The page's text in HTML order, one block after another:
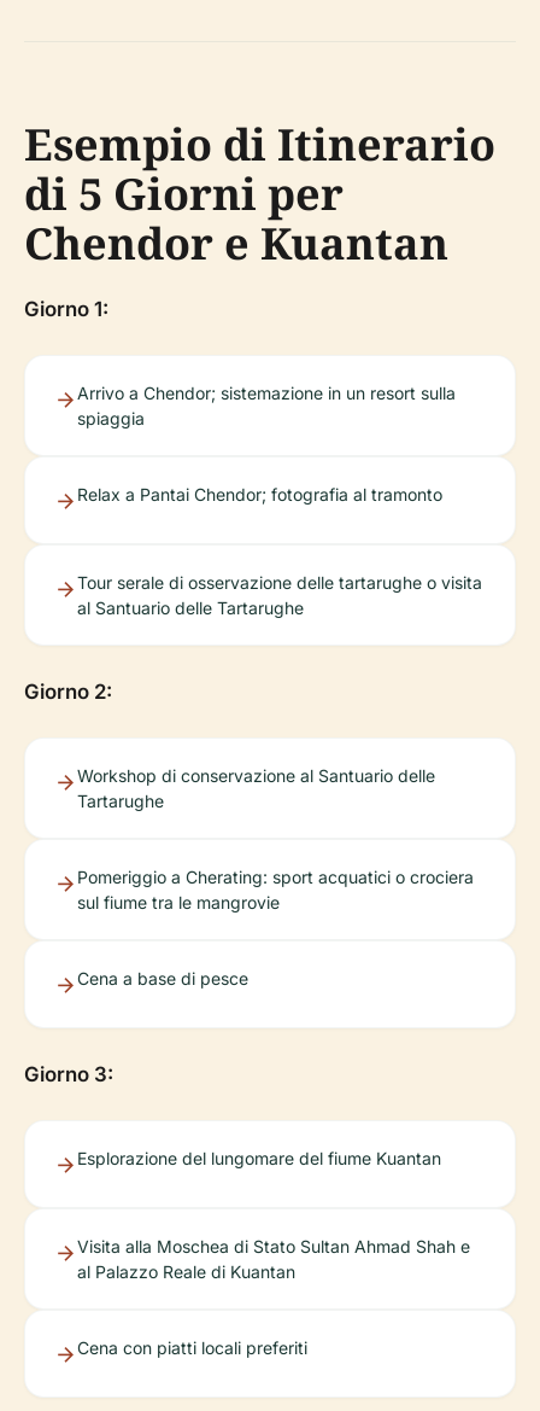
Esempio di Itinerario
di 5 Giorni per
Chendor e Kuantan
Giorno 1:
Arrivo a Chendor; sistemazione in un resort sulla
spiaggia
Relax a Pantai Chendor; fotografia al tramonto
Tour serale di osservazione delle tartarughe o visita
al Santuario delle Tartarughe
Giorno 2:
Workshop di conservazione al Santuario delle
Tartarughe
Pomeriggio a Cherating: sport acquatici o crociera
sul fiume tra le mangrovie
Cena a base di pesce
Giorno 3:
Esplorazione del lungomare del fiume Kuantan
Visita alla Moschea di Stato Sultan Ahmad Shah e
al Palazzo Reale di Kuantan
Cena con piatti locali preferiti